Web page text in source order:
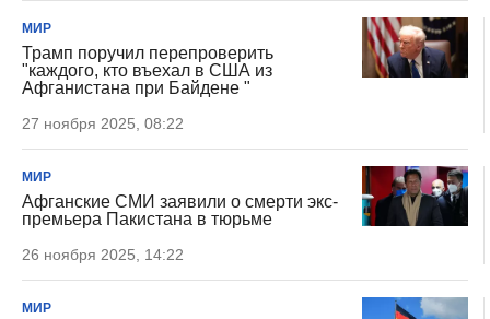
МИР
Трамп поручил перепроверить
"каждого, кто въехал в США из
Афганистана при Байдене "
27 ноября 2025, 08:22
МИР
Афганские СМИ заявили о смерти экс-
премьера Пакистана в тюрьме
26 ноября 2025, 14:22
МИР